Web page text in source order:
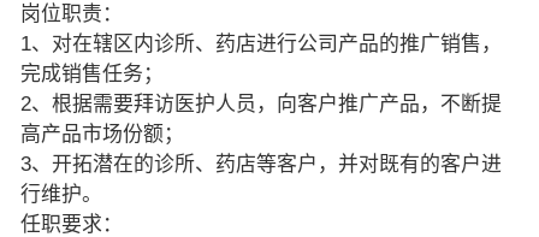
岗位职责：
1、对在辖区内诊所、药店进行公司产品的推广销售，
完成销售任务；
2、根据需要拜访医护人员，向客户推广产品，不断提
高产品市场份额；
3、开拓潜在的诊所、药店等客户，并对既有的客户进
行维护。
任职要求：